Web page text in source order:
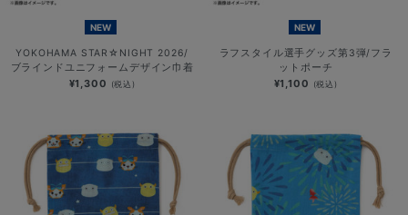
NEW
YOKOHAMA STAR☆NIGHT 2026/
ブラインドユニフォームデザイン巾着
¥1,300 (税込)
NEW
ラフスタイル選手グッズ第3弾/フラ
ットポーチ
¥1,100 (税込)